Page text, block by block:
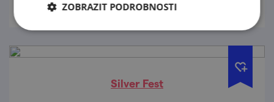
Silver Fest
ZOBRAZIT PODROBNOSTI